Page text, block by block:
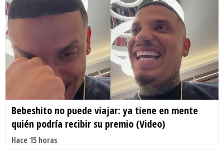
Bebeshito no puede viajar: ya tiene en mente
quién podría recibir su premio (Video)
Hace 15 horas